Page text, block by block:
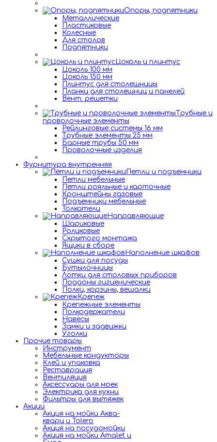
Опоры, подпятники
Металлические
Пластиковые
Колесные
Для столов
Подпятники
Цоколь и плинтус
Цоколь 100 мм
Цоколь 150 мм
Плинтус для столешницы
Планки для столешниц и панелей
Вент. решетки
Трубные и
проволочные элементы
Рейлинговые системы 16 мм
Трубные элементы 25 мм
Барные трубы 50 мм
Проволочные изделия
Фурнитура внутренняя
Петли и подъемники
Петли мебельные
Петли рояльные и карточные
Кронштейны газовые
Подъемники мебельные
Толкатели
Направляющие
Шариковые
Роликовые
Скрытого монтажа
Ящики в сборе
Наполнение шкафов
Сушки для посуды
Бутылочницы
Лотки для столовых приборов
Поддоны гигиенические
Полки, корзины, вешалки
Крепеж
Крепежные элементы
Полкодержатели
Навесы
Замки и задвижки
Уголки
Прочие товары
Инструмент
Мебельные кондукторы
Клей и упаковка
Реставрация
Вентиляция
Аксессуары для моек
Электрика для кухни
Фильтры для вытяжек
Акции
Акция на мойки Аква-
кварц и Tolero
Акция на посудомойки
Акция на мойки Amalet и